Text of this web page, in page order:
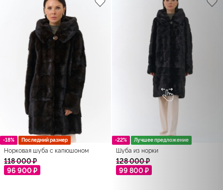
-18% Последний размер
Норковая шуба с капюшоном
118 000 ₽
96 900 ₽
-22% Лучшее предложение
Шуба из норки
128 000 ₽
99 800 ₽